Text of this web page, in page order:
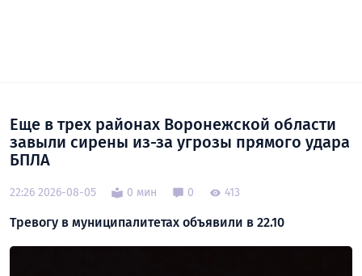
Еще в трех районах Воронежской области
завыли сирены из-за угрозы прямого удара
БПЛА
22:26 2026-08-05 0 мин 0 413
Тревогу в муниципалитетах объявили в 22.10